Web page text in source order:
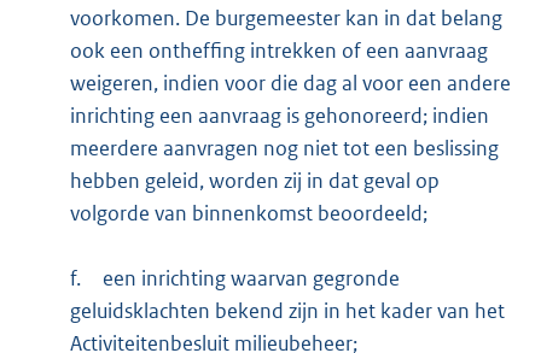
voorkomen. De burgemeester kan in dat belang
ook een ontheffing intrekken of een aanvraag
weigeren, indien voor die dag al voor een andere
inrichting een aanvraag is gehonoreerd; indien
meerdere aanvragen nog niet tot een beslissing
hebben geleid, worden zij in dat geval op
volgorde van binnenkomst beoordeeld;
f.
een inrichting waarvan gegronde
geluidsklachten bekend zijn in het kader van het
Activiteitenbesluit milieubeheer;